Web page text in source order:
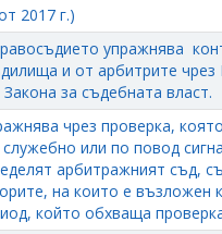
2017 г.)
упражнява
и от арбитрите
за съдебната власт.
чрез проверка,
или по повод
арбитражният съд,
на които е възложен
който обхваща